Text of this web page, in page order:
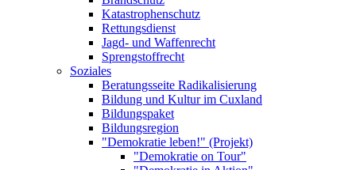
Katastrophenschutz
Rettungsdienst
Jagd- und Waffenrecht
Sprengstoffrecht
Soziales
Beratungsseite Radikalisierung
Bildung und Kultur im Cuxland
Bildungspaket
Bildungsregion
"Demokratie leben!" (Projekt)
"Demokratie on Tour"